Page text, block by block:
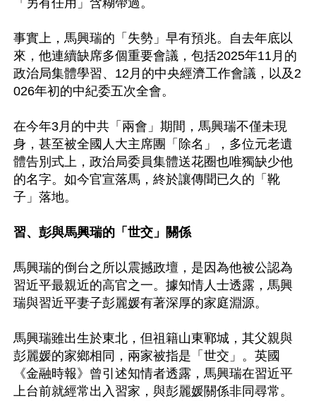
「另有任用」含糊帶過。
事實上，馬興瑞的「失勢」早有預兆。自去年底以
來，他連續缺席多個重要會議，包括2025年11月的
政治局集體學習、12月的中央經濟工作會議，以及2
026年初的中紀委五次全會。
在今年3月的中共「兩會」期間，馬興瑞不僅未現
身，甚至被全國人大主席團「除名」，多位元老遺
體告別式上，政治局委員集體送花圈也唯獨缺少他
的名字。如今官宣落馬，終於讓傳聞已久的「靴
子」落地。
習、彭與馬興瑞的「世交」關係
馬興瑞的倒台之所以震撼政壇，是因為他被公認為
習近平最親近的高官之一。據知情人士透露，馬興
瑞與習近平妻子彭麗媛有著深厚的家庭淵源。
馬興瑞雖出生於東北，但祖籍山東鄆城，其父親與
彭麗媛的家鄉相同，兩家被指是「世交」。英國
《金融時報》曾引述知情者透露，馬興瑞在習近平
上台前就經常出入習家，與彭麗媛關係非同尋常。